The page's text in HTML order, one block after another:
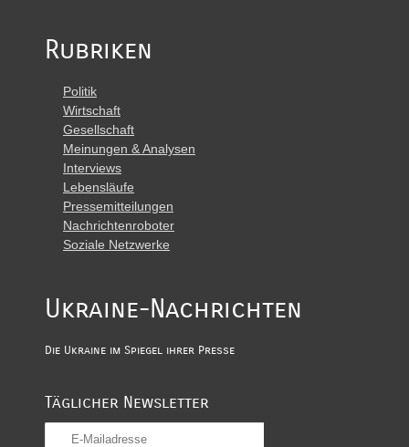
Rubriken
Politik
Wirtschaft
Gesellschaft
Meinungen & Analysen
Interviews
Lebensläufe
Pressemitteilungen
Nachrichtenroboter
Soziale Netzwerke
Ukraine-Nachrichten
Die Ukraine im Spiegel ihrer Presse
Täglicher Newsletter